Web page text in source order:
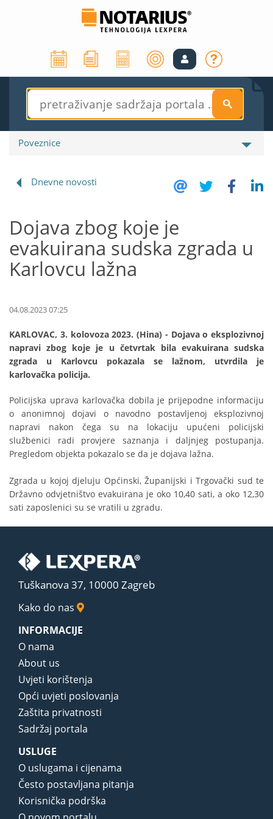
S
Poveznice
Dnevne novosti
Dojava zbog koje je
evakuirana sudska zgrada u
Karlovcu lažna
04.08.2023 07:25
KARLOVAC, 3. kolovoza 2023. (Hina) - Dojava o eksplozivnoj
napravi zbog koje je u četvrtak bila evakuirana sudska
zgrada u Karlovcu pokazala se lažnom, utvrdila je
karlovačka policija.
Policijska uprava karlovačka dobila je prijepodne informaciju
o anonimnoj dojavi o navodno postavljenoj eksplozivnoj
napravi nakon čega su na lokaciju upućeni policijski
službenici radi provjere saznanja i daljnjeg postupanja.
Pregledom objekta pokazalo se da je dojava lažna.
Zgrada u kojoj djeluju Općinski, Županijski i Trgovački sud te
Državno odvjetništvo evakuirana je oko 10,40 sati, a oko 12,30
sati zaposlenici su se vratili u zgradu.
Tuškanova 37, 10000 Zagreb
Kako do nas
INFORMACIJE
O nama
About us
Uvjeti korištenja
Opći uvjeti poslovanja
Zaštita privatnosti
Sadržaj portala
USLUGE
O uslugama i cijenama
Često postavljana pitanja
Korisnička podrška